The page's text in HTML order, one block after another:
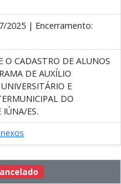
2025 | Encerramento:
O CADASTRO DE ALUNOS
DE AUXÍLIO
E
DO
ES.